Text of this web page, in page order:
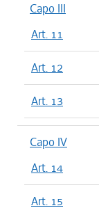
Capo III
Art. 11
Art. 12
Art. 13
Capo IV
Art. 14
Art. 15